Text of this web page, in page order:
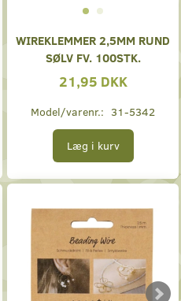
WIREKLEMMER 2,5MM RUND
SØLV FV. 100STK.
21,95 DKK
Model/varenr.: 31-5342
Læg i kurv